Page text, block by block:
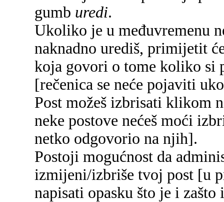
gumb uredi.
Ukoliko je u međuvremenu
naknadno urediš, primijetit
koja govori o tome koliko si
[rečenica se neće pojaviti
Post možeš izbrisati klikom
neke postove nećeš moći
netko odgovorio na njih].
Postoji mogućnost da
izmijeni/izbriše tvoj post [u
napisati opasku što je i